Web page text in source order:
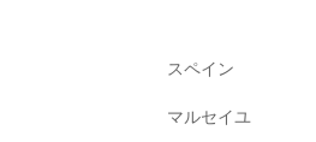
スペイン
マルセイユ